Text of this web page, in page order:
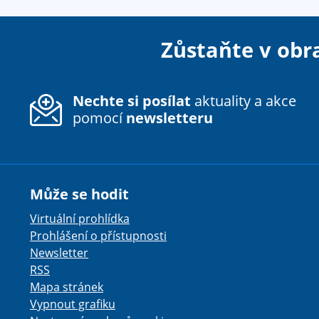
y
Zůstaňte v
Nechte si posílat aktuality a akce
pomocínewsletteru
Může se hodit
Virtuální prohlídka
Prohlášení o přístupnosti
Newsletter
RSS
Mapa stránek
Vypnout grafiku